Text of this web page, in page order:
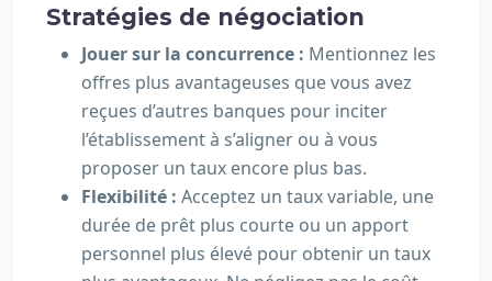
Stratégies de négociation
Jouer sur la concurrence : Mentionnez les
offres plus avantageuses que vous avez
reçues d’autres banques pour inciter
l’établissement à s’aligner ou à vous
proposer un taux encore plus bas.
Flexibilité : Acceptez un taux variable, une
durée de prêt plus courte ou un apport
personnel plus élevé pour obtenir un taux